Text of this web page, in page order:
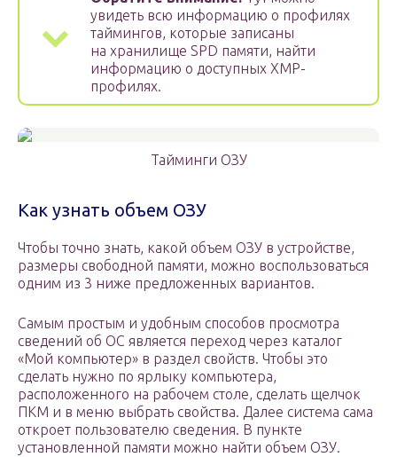
увидеть всю информацию о профилях
таймингов, которые записаны
на хранилище SPD памяти, найти
информацию о доступных XMP-
профилях.
Тайминги ОЗУ
Как узнать объем ОЗУ
Чтобы точно знать, какой объем ОЗУ в устройстве,
размеры свободной памяти, можно воспользоваться
одним из 3 ниже предложенных вариантов.
Самым простым и удобным способов просмотра
сведений об ОС является переход через каталог
«Мой компьютер» в раздел свойств. Чтобы это
сделать нужно по ярлыку компьютера,
расположенного на рабочем столе, сделать щелчок
ПКМ и в меню выбрать свойства. Далее система сама
откроет пользователю сведения. В пункте
установленной памяти можно найти объем ОЗУ.